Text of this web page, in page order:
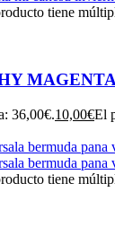
tiene
36,00€.10,00€El
tiene